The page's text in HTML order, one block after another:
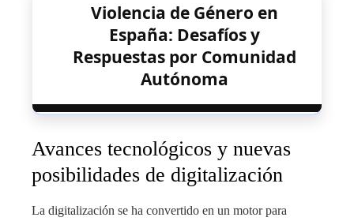
Violencia de Género en
España: Desafíos y
Respuestas por Comunidad
Autónoma
Avances tecnológicos y nuevas
posibilidades de digitalización
La digitalización se ha convertido en un motor para